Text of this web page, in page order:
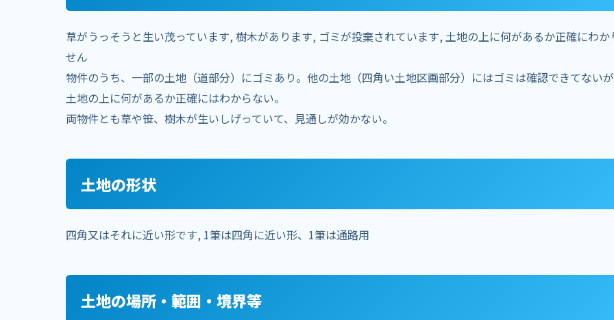
草がうっそうと生い茂っています, 樹木があります, ゴミが投棄されています, 土地の上に何があるか正確にわか
せん
物件のうち、一部の土地（道部分）にゴミあり。他の土地（四角い土地区画部分）にはゴミは確認できてない
土地の上に何があるか正確にはわからない。
両物件とも草や笹、樹木が生いしげっていて、見通しが効かない。
土地の形状
四角又はそれに近い形です, 1筆は四角に近い形、1筆は通路用
土地の場所・範囲・境界等